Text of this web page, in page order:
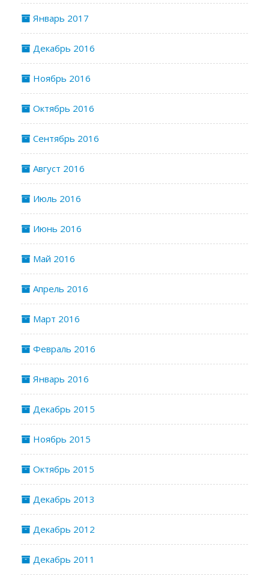
Январь 2017
Декабрь 2016
Ноябрь 2016
Октябрь 2016
Сентябрь 2016
Август 2016
Июль 2016
Июнь 2016
Май 2016
Апрель 2016
Март 2016
Февраль 2016
Январь 2016
Декабрь 2015
Ноябрь 2015
Октябрь 2015
Декабрь 2013
Декабрь 2012
Декабрь 2011